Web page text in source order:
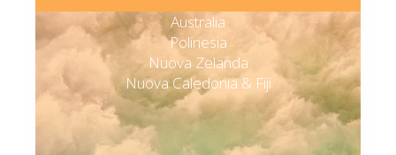
Australia
Polinesia
Nuova Zelanda
Nuova Caledonia & Fiji